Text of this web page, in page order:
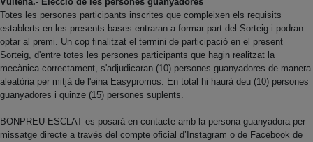
Totes les persones participants inscrites que compleixen els requisits
establerts en les presents bases entraran a formar part del Sorteig i podran
optar al premi. Un cop finalitzat el termini de participació en el present
Sorteig, d'entre totes les persones participants que hagin realitzat la
mecànica correctament, s'adjudicaran (10) persones guanyadores de manera
aleatòria per mitjà de l'eina Easypromos. En total hi haurà deu (10) persones
guanyadores i quinze (15) persones suplents.
BONPREU-ESCLAT es posarà en contacte amb la persona guanyadora per
missatge directe a través del compte oficial d’Instagram o de Facebook de